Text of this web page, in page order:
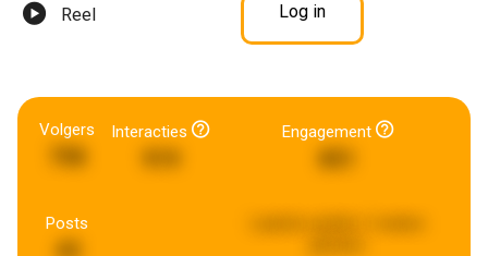
Reel Log in
Volgers
758
Interacties Engagement
Posts